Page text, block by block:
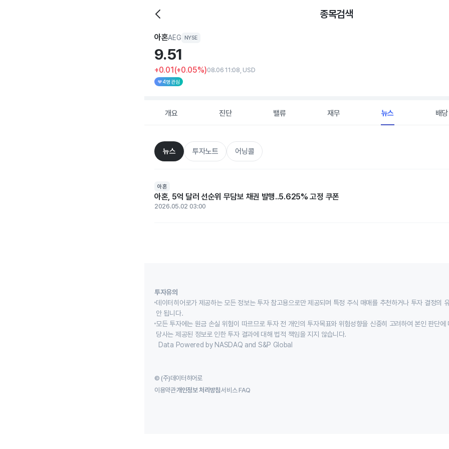
종목검색
아혼AEG NYSE
9.51
+0.01(+0.05%)08.06 11:08, USD
4명 관심
개요 진단 밸류 재무 뉴스 배당
뉴스 투자노트 어닝콜
아혼
아혼, 5억 달러 선순위 무담보 채권 발행..5.625% 고정 쿠폰
2026.05.02 03:00
투자유의
데이터히어로가 제공하는 모든 정보는 투자 참고용으로만 제공되며 특정 주식 매매를 추천하거나 투자 결정의
안 됩니다.
모든 투자에는 원금 손실 위험이 따르므로 투자 전 개인의 투자목표와 위험성향을 신중히 고려하여 본인 판단에
당사는 제공된 정보로 인한 투자 결과에 대해 법적 책임을 지지 않습니다.
Data Powered by NASDAQ and S&P Global
© (주)데이터히어로
이용약관개인정보 처리방침서비스 FAQ